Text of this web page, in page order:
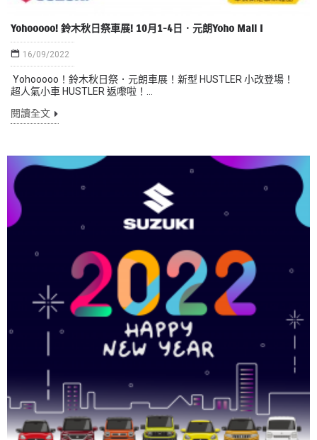
Yohooooo! 鈴木秋日祭車展! 10月1-4日．元朗Yoho Mall I
16/09/2022
Yohooooo！鈴木秋日祭．元朗車展！新型 HUSTLER 小改登場！
超人氣小車 HUSTLER 返嚟啦！...
閱讀全文